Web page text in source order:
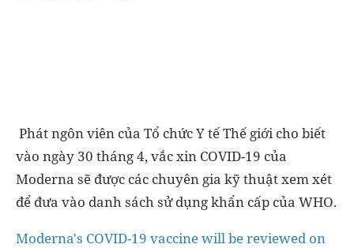
Phát ngôn viên của Tổ chức Y tế Thế giới cho biết
vào ngày 30 tháng 4, vắc xin COVID-19 của
Moderna sẽ được các chuyên gia kỹ thuật xem xét
để đưa vào danh sách sử dụng khẩn cấp của WHO.
Moderna's COVID-19 vaccine will be reviewed on